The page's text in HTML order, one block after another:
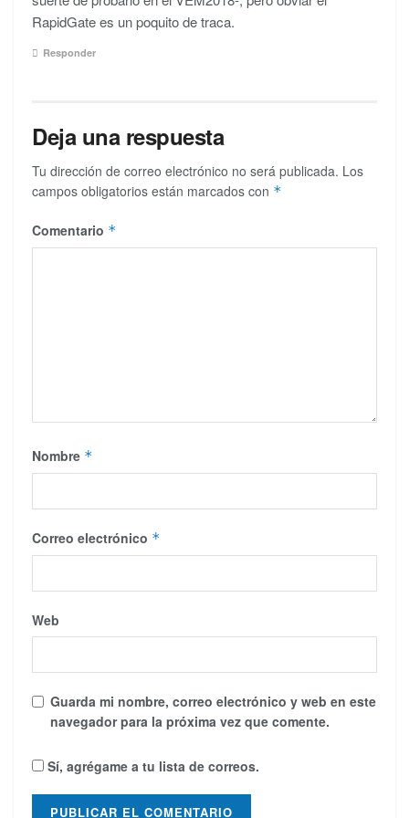
RapidGate es un poquito de traca.
Responder
Deja una respuesta
Tu dirección de correo electrónico no será publicada. Los
campos obligatorios están marcados con *
Comentario *
Nombre *
Correo electrónico *
Web
Guarda mi nombre, correo electrónico y web en este
navegador para la próxima vez que comente.
Sí, agrégame a tu lista de correos.